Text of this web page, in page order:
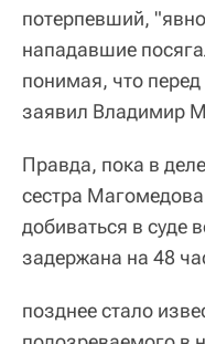
потерпевший,
нападавшие
понимая, что
заявил Владимир
Правда, пока в
сестра
добиваться в суде
задержана на 48
позднее стало